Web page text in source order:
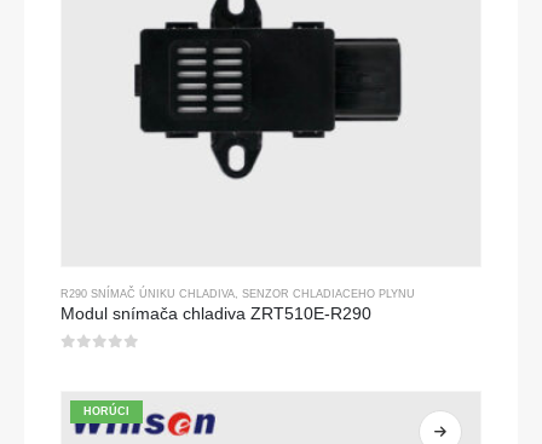
R290 SNÍMAČ ÚNIKU CHLADIVA SENZOR CHLADIACEHO PLYNU
Modul snímača chladiva ZRT510E-R290
HORÚCI